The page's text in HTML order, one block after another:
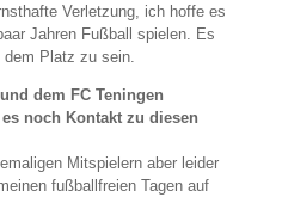
Verletzung, ich hoffe es
Jahren Fußball spielen. Es
Platz zu sein.
dem FC Teningen
noch Kontakt zu diesen
Mitspielern aber leider
fußballfreien Tagen auf